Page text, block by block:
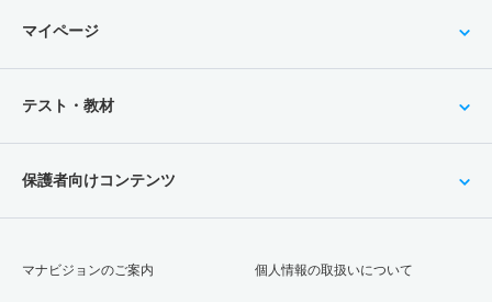
マイページ
テスト・教材
保護者向けコンテンツ
マナビジョンのご案内 個人情報の取扱いについて